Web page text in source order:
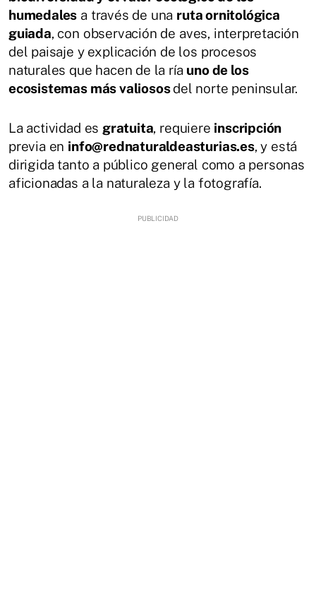
humedales a través de una ruta ornitológica
guiada, con observación de aves, interpretación
del paisaje y explicación de los procesos
naturales que hacen de la ría uno de los
ecosistemas más valiososdel norte peninsular.
La actividad es gratuita, requiere inscripción
previa en info@rednaturaldeasturias.es, y está
dirigida tanto a público general como a personas
aficionadas a la naturaleza y la fotografía.